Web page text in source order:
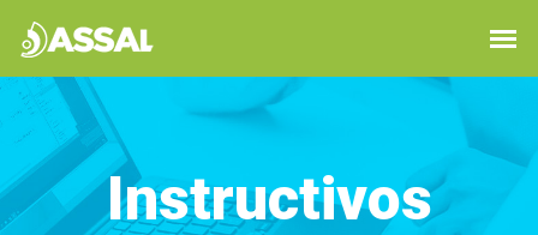
Instructivos